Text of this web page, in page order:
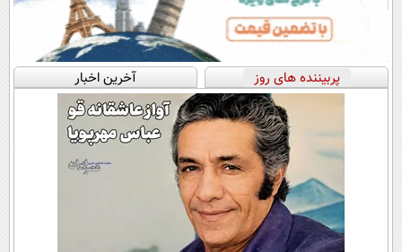
پربیننده های روز آخرین اخبار